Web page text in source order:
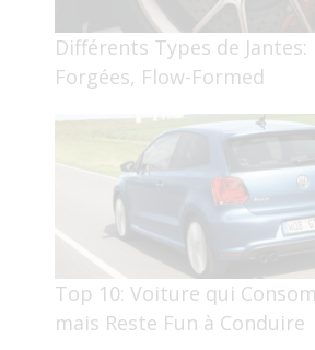
Différents Types de Jantes:
Forgées, Flow-Formed
Top 10: Voiture qui
mais Reste Fun à Conduire